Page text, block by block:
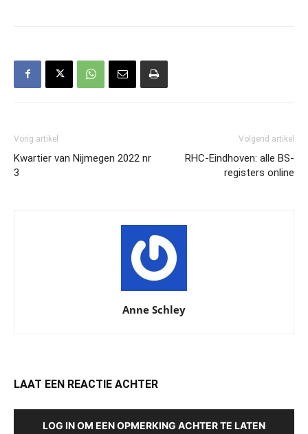
Vorig artikel
Kwartier van Nijmegen 2022 nr
3
Volgend artikel
RHC-Eindhoven: alle BS-
registers online
Anne Schley
LAAT EEN REACTIE ACHTER
LOG IN OM EEN OPMERKING ACHTER TE LATEN